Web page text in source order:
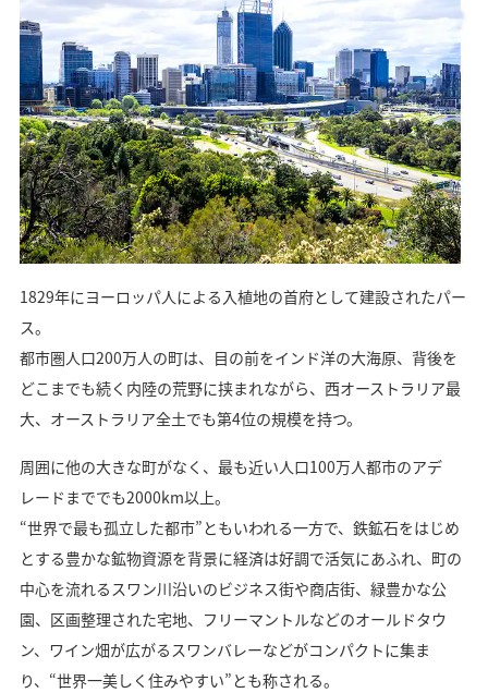
1829年にヨーロッパ人による入植地の首府として建設されたパー
ス。
都市圏人口200万人の町は、目の前をインド洋の大海原、背後を
どこまでも続く内陸の荒野に挟まれながら、西オーストラリア最
大、オーストラリア全土でも第4位の規模を持つ。
周囲に他の大きな町がなく、最も近い人口100万人都市のアデ
レードまででも2000km以上。
“世界で最も孤立した都市”ともいわれる一方で、鉄鉱石をはじめ
とする豊かな鉱物資源を背景に経済は好調で活気にあふれ、町の
中心を流れるスワン川沿いのビジネス街や商店街、緑豊かな公
園、区画整理された宅地、フリーマントルなどのオールドタウ
ン、ワイン畑が広がるスワンバレーなどがコンパクトに集ま
り、“世界一美しく住みやすい”とも称される。